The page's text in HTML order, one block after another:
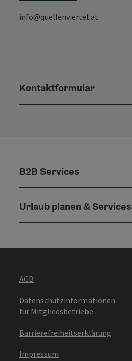
info@quellenviertel.at
Kontaktformular
B2B Services
Urlaub planen & Services
AGB
Datenschutzinformationen
für Mitgliedsbetriebe
Barrierefreiheitserklärung
Impressum